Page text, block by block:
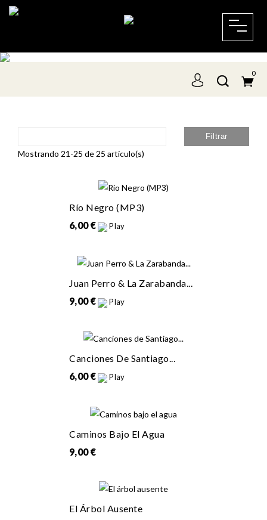
0
Filtrar
Mostrando 21-25 de 25 artículo(s)
Río Negro (MP3)
6,00 €
Play
Juan Perro & La Zarabanda...
9,00 €
Play
Canciones De Santiago...
6,00 €
Play
Caminos Bajo El Agua
9,00 €
El Árbol Ausente